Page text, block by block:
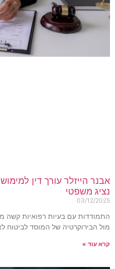
הייזלר עורך דין למימוש
משפטי
03/12/
עם בעיות רפואיות קשה
הבירוקרטיה של המוסד לביטוח
עוד »